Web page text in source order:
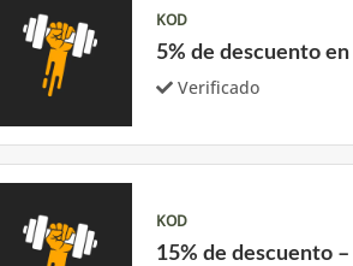
KOD
5% de descuento
Verificado
KOD
15% de descuento